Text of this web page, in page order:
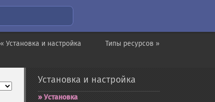
Типы ресурсов »
« Установка и настройка
Установка и настройка
Установка